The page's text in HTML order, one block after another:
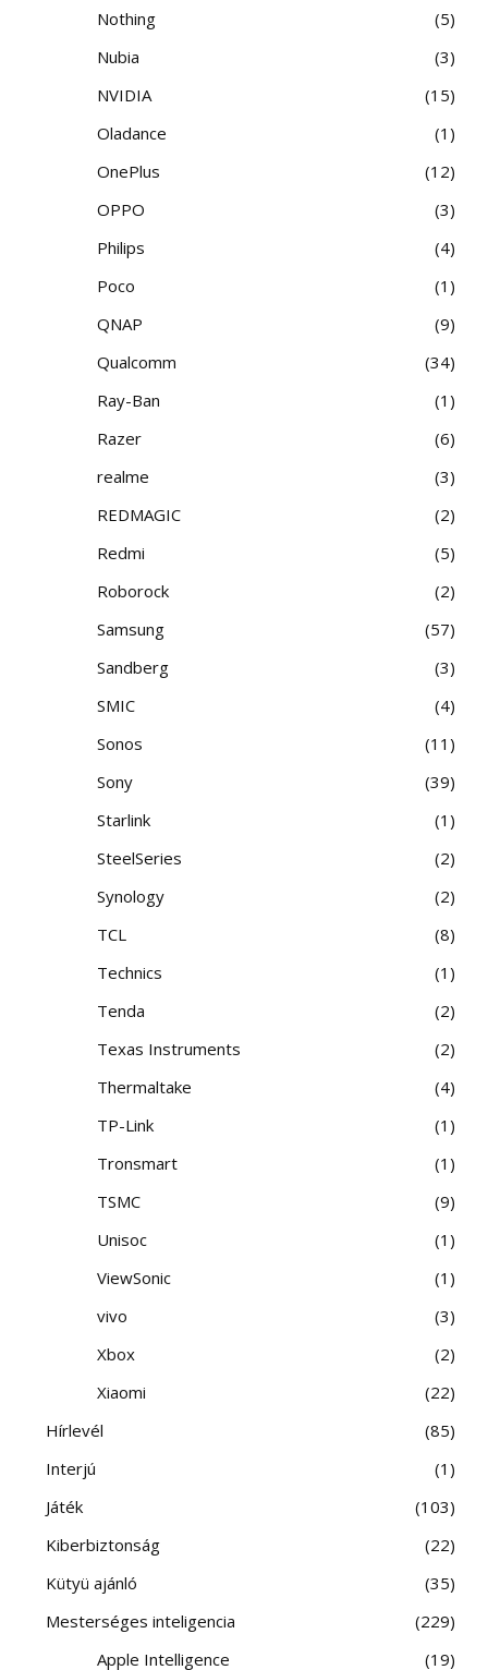
Nothing
5
Nubia
3
NVIDIA
15
Oladance
1
OnePlus
12
OPPO
3
Philips
4
Poco
1
QNAP
9
Qualcomm
34
Ray-Ban
1
Razer
6
realme
3
REDMAGIC
2
Redmi
5
Roborock
2
Samsung
57
Sandberg
3
SMIC
4
Sonos
11
Sony
39
Starlink
1
SteelSeries
2
Synology
2
TCL
8
Technics
1
Tenda
2
Texas Instruments
2
Thermaltake
4
TP-Link
1
Tronsmart
1
TSMC
9
Unisoc
1
ViewSonic
1
vivo
3
Xbox
2
Xiaomi
22
Hírlevél
85
Interjú
1
Játék
103
Kiberbiztonság
22
Kütyü ajánló
35
Mesterséges inteligencia
229
Apple Intelligence
19